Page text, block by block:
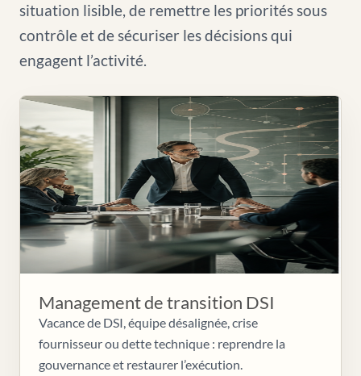
situation lisible, de remettre les priorités sous
contrôle et de sécuriser les décisions qui
engagent l’activité.
Management de transition DSI
Vacance de DSI, équipe désalignée, crise
fournisseur ou dette technique : reprendre la
gouvernance et restaurer l’exécution.